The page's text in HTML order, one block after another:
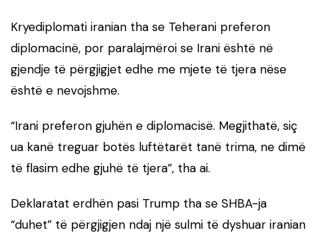
Kryediplomati iranian tha se Teherani preferon
diplomacinë, por paralajmëroi se Irani është në
gjendje të përgjigjet edhe me mjete të tjera nëse
është e nevojshme.
“Irani preferon gjuhën e diplomacisë. Megjithatë, siç
ua kanë treguar botës luftëtarët tanë trima, ne dimë
të flasim edhe gjuhë të tjera”, tha ai.
Deklaratat erdhën pasi Trump tha se SHBA-ja
“duhet” të përgjigjen ndaj një sulmi të dyshuar iranian